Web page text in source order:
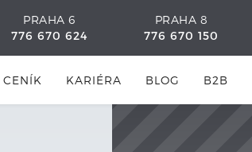
PRAHA 6
776 670 624
PRAHA 8
776 670 150
CENÍK KARIÉRA BLOG B2B